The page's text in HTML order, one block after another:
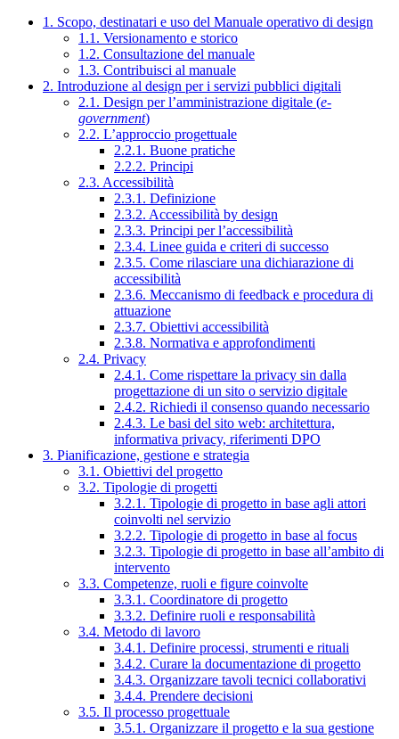
1. Scopo, destinatari e uso del Manuale operativo di design
1.1. Versionamento e storico
1.2. Consultazione del manuale
1.3. Contribuisci al manuale
2. Introduzione al design per i servizi pubblici digitali
2.1. Design per l’amministrazione digitale (e-
government)
2.2. L’approccio progettuale
2.2.1. Buone pratiche
2.2.2. Principi
2.3. Accessibilità
2.3.1. Definizione
2.3.2. Accessibilità by design
2.3.3. Principi per l’accessibilità
2.3.4. Linee guida e criteri di successo
2.3.5. Come rilasciare una dichiarazione di
accessibilità
2.3.6. Meccanismo di feedback e procedura di
attuazione
2.3.7. Obiettivi accessibilità
2.3.8. Normativa e approfondimenti
2.4. Privacy
2.4.1. Come rispettare la privacy sin dalla
progettazione di un sito o servizio digitale
2.4.2. Richiedi il consenso quando necessario
2.4.3. Le basi del sito web: architettura,
informativa privacy, riferimenti DPO
3. Pianificazione, gestione e strategia
3.1. Obiettivi del progetto
3.2. Tipologie di progetti
3.2.1. Tipologie di progetto in base agli attori
coinvolti nel servizio
3.2.2. Tipologie di progetto in base al focus
3.2.3. Tipologie di progetto in base all’ambito di
intervento
3.3. Competenze, ruoli e figure coinvolte
3.3.1. Coordinatore di progetto
3.3.2. Definire ruoli e responsabilità
3.4. Metodo di lavoro
3.4.1. Definire processi, strumenti e rituali
3.4.2. Curare la documentazione di progetto
3.4.3. Organizzare tavoli tecnici collaborativi
3.4.4. Prendere decisioni
3.5. Il processo progettuale
3.5.1. Organizzare il progetto e la sua gestione